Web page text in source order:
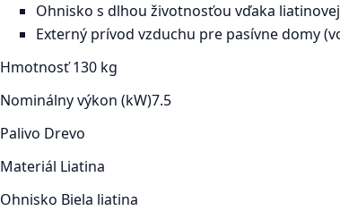
Ohnisko s dlhou životnosťou vďaka
Externý prívod vzduchu pre pasívne domy
Hmotnosť130 kg
Nominálny výkon (kW)7.5
Palivo Drevo
Materiál Liatina
Ohnisko Biela liatina